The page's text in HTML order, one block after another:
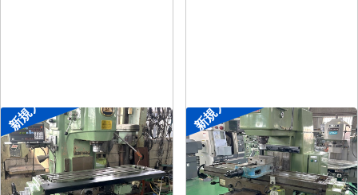
新規入荷
#2立フライス盤
メーカー 平岡工業
形 式MS-V
新規入荷
#2立フライス盤
メーカー 大隈豊和
形 式STM-2V